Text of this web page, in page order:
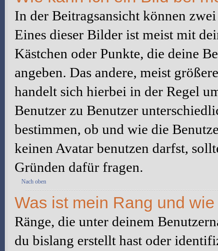
In der Beitragsansicht können
Eines dieser Bilder ist meist mit
Kästchen oder Punkte, die deine
angeben. Das andere, meist
handelt sich hierbei in der Regel
Benutzer zu Benutzer
bestimmen, ob und wie die
keinen Avatar benutzen darfst,
Gründen dafür fragen.
Nach oben
Was ist mein Rang und
Ränge, die unter deinem
du bislang erstellt hast oder